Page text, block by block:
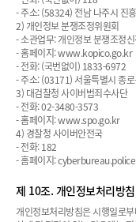
- 주소: (58324) 전남 나주시 진
2) 개인정보 분쟁조정위원회
- 소관업무: 개인정보 분쟁조정
- 홈페이지: www.kopico.go.kr
- 전화: (국번없이) 1833-6972
- 주소: (03171) 서울특별시 종
3) 대검찰청 사이버범죄수사단
- 전화: 02-3480-3573
- 홈페이지: www.spo.go.kr
4) 경찰청 사이버안전국
- 전화: 182
- 홈페이지:
제 10조. 개인정보처리방
개인정보처리방침은 시행일로